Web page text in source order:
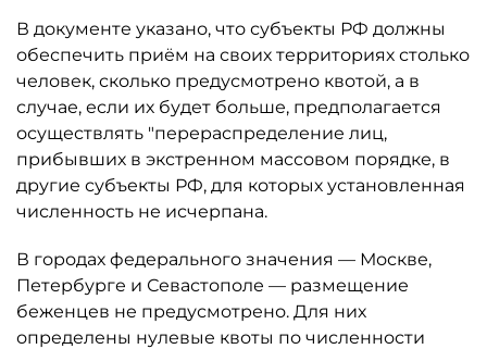
В документе указано, что субъекты РФ должны
обеспечить приём на своих территориях столько
человек, сколько предусмотрено квотой, а в
случае, если их будет больше, предполагается
осуществлять "перераспределение лиц,
прибывших в экстренном массовом порядке, в
другие субъекты РФ, для которых установленная
численность не исчерпана.
В городах федерального значения — Москве,
Петербурге и Севастополе — размещение
беженцев не предусмотрено. Для них
определены нулевые квоты по численности